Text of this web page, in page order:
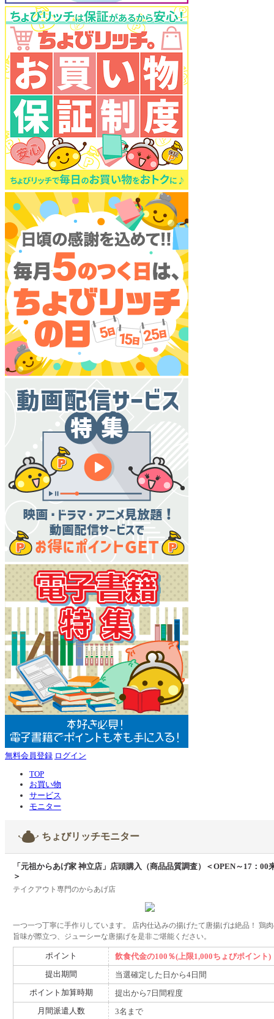
無料会員登録 ログイン
TOP
お買い物
サービス
モニター
ちょびリッチモニター
「元祖からあげ家 神立店」店頭購入（商品品質調査）＜OPEN～17：00
＞
テイクアウト専門のからあげ店
一つ一つ丁寧に手作りしています。 店内仕込みの揚げたて唐揚げは絶品！ 鶏
旨味が際立つ、ジューシーな唐揚げを是非ご堪能ください。
ポイント
飲食代金の100％(上限1,000ちょびポイント)
提出期間
当選確定した日から4日間
ポイント加算時期
提出から7日間程度
月間派遣人数
3名まで